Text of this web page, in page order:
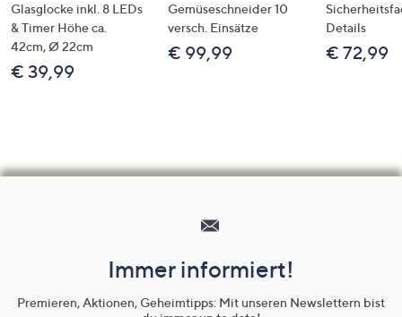
Glasglocke inkl. 8 LEDs
& Timer Höhe ca.
42cm, Ø 22cm
€ 39,99
Gemüseschneider 10
versch. Einsätze
€ 99,99
Details
€ 72,99
Unternehmensinformationen
Immer informiert!
Premieren, Aktionen, Geheimtipps: Mit unseren Newslettern bist